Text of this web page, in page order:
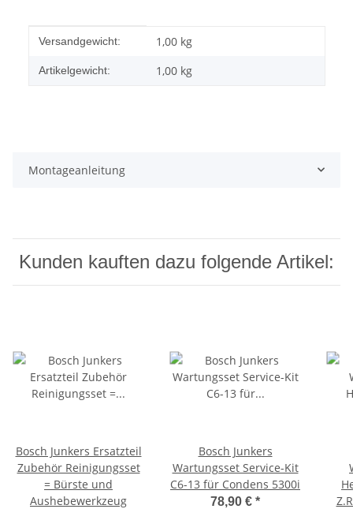
Produkteigenschaft
Wert
Versandgewicht: 1,00 kg
Artikelgewicht: 1,00 kg
Montageanleitung
Kunden kauften dazu folgende Artikel:
Bosch Junkers Ersatzteil
Zubehör Reinigungsset
= Bürste und
Aushebewerkzeug
Bosch Junkers
Wartungsset Service-Kit
C6-13 für Condens 5300i
78,90 € *